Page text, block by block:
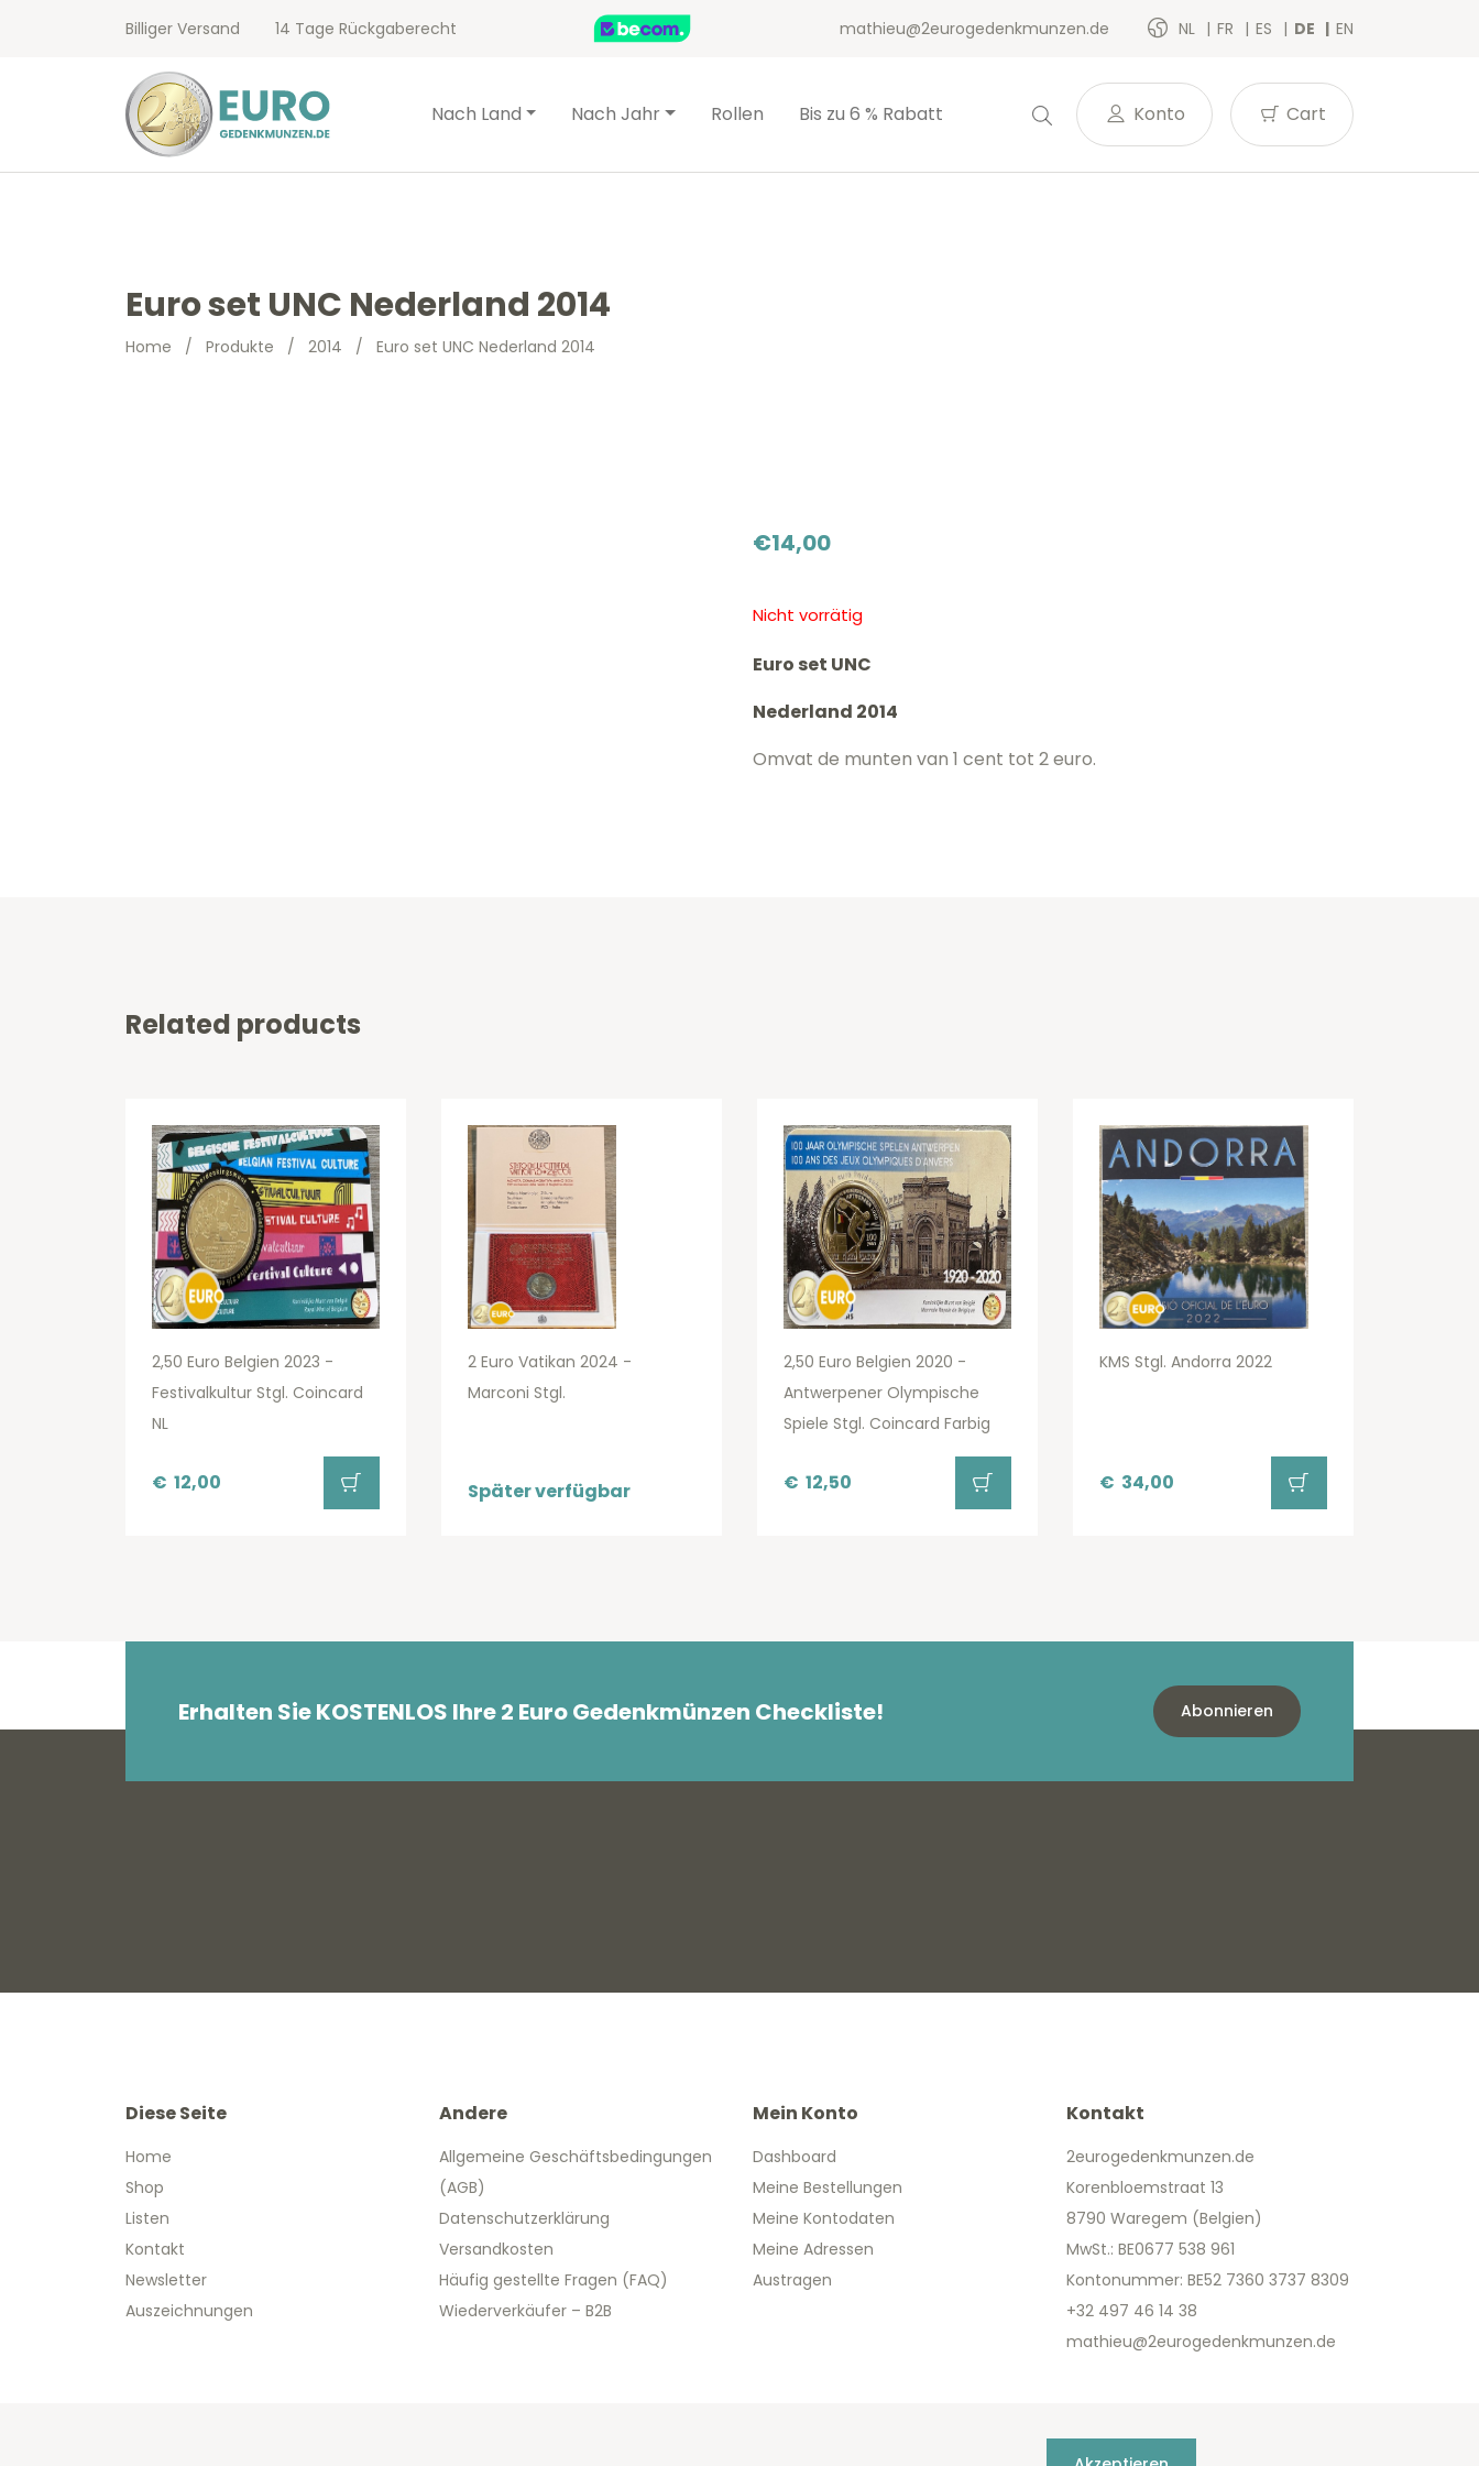
Billiger Versand 14 Tage Rückgaberecht mathieu@2eurogedenkmunzen.de NL FR ES DE EN
Nach Land Nach Jahr Rollen Bis zu 6 % Rabatt Konto Cart
Euro set UNC Nederland 2014
Home / Produkte / 2014 / Euro set UNC Nederland 2014
€14,00
Nicht vorrätig
Euro set UNC
Nederland 2014
Omvat de munten van 1 cent tot 2 euro.
Related products
2,50 Euro Belgien 2023 -
Festivalkultur Stgl. Coincard
NL
€ 12,00
2 Euro Vatikan 2024 -
Marconi Stgl.
Später verfügbar
2,50 Euro Belgien 2020 -
Antwerpener Olympische
Spiele Stgl. Coincard Farbig
€ 12,50
KMS Stgl. Andorra 2022
€ 34,00
Erhalten Sie KOSTENLOS Ihre 2 Euro Gedenkmünzen Checkliste! Abonnieren
Diese Seite
Home
Shop
Listen
Kontakt
Newsletter
Auszeichnungen
Andere
Allgemeine Geschäftsbedingungen
(AGB)
Datenschutzerklärung
Versandkosten
Häufig gestellte Fragen (FAQ)
Wiederverkäufer – B2B
Mein Konto
Dashboard
Meine Bestellungen
Meine Kontodaten
Meine Adressen
Austragen
Kontakt
2eurogedenkmunzen.de
Korenbloemstraat 13
8790 Waregem (Belgien)
MwSt.: BE0677 538 961
Kontonummer: BE52 7360 3737 8309
+32 497 46 14 38
mathieu@2eurogedenkmunzen.de